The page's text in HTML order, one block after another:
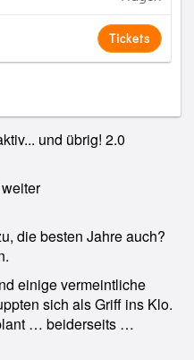
Tickets
und übrig! 2.0
die besten Jahre auch?
einige vermeintliche
sich als Griff ins Klo.
… beiderseits …